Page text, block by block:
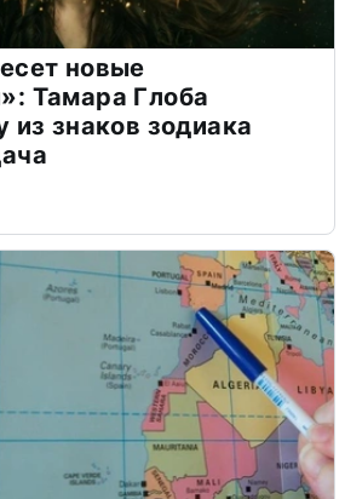
новые
Тамара Глоба
из знаков зодиака